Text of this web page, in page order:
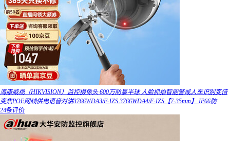
海康威视（HIKVISION）监控摄像头 600万防暴半球 人脸抓拍智能警戒人车识别变倍
变焦POE网线供电语音对讲3766WDA3/F-IZS 3766WDA4/F-IZS【7-35mm】 IP66防
24条评价